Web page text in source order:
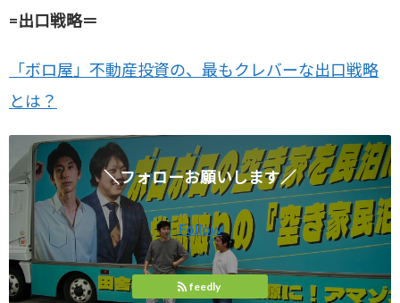
=出口戦略＝
「ボロ屋」不動産投資の、最もクレバーな出口戦略
とは？
＼フォローお願いします／
Follow
feedly